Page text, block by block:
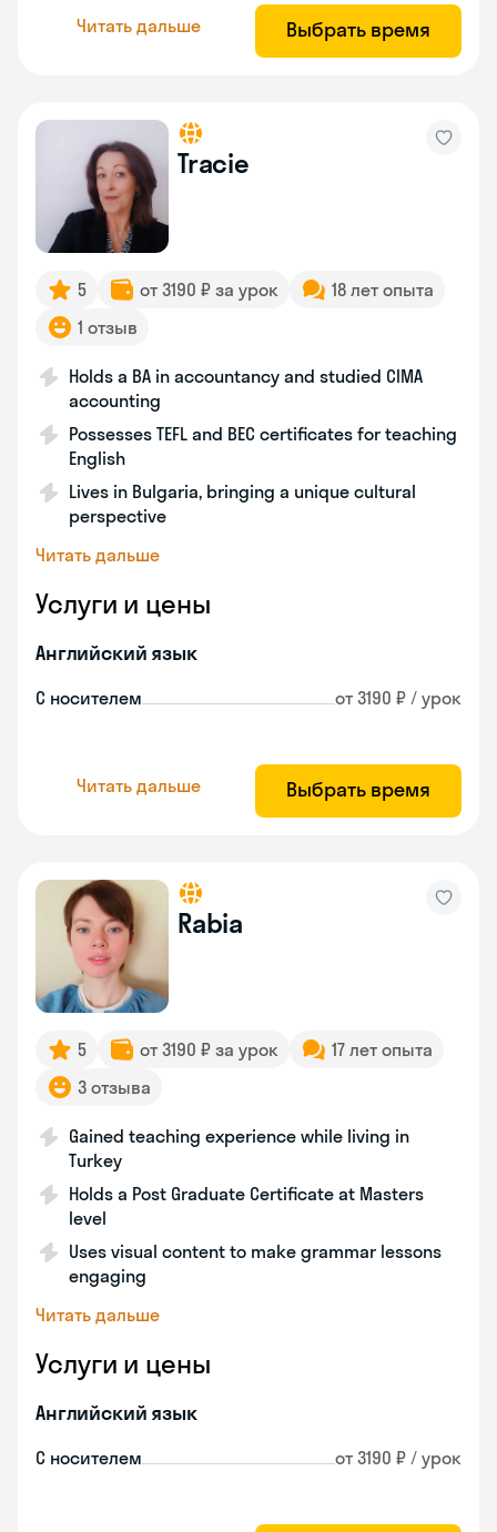
Читать дальше Выбрать время
Tracie
5 от 3190 ₽ за урок
18 лет опыта
1 отзыв
Holds a BA in accountancy and studied CIMA
accounting
Possesses TEFL and BEC certificates for teaching
English
Lives in Bulgaria, bringing a unique cultural
perspective
Читать дальше
Услуги и цены
Английский язык
С носителем от 3190 ₽ / урок
Читать дальше Выбрать время
Rabia
5 от 3190 ₽ за урок
17 лет опыта
3 отзыва
Gained teaching experience while living in
Turkey
Holds a Post Graduate Certificate at Masters
level
Uses visual content to make grammar lessons
engaging
Читать дальше
Услуги и цены
Английский язык
С носителем от 3190 ₽ / урок